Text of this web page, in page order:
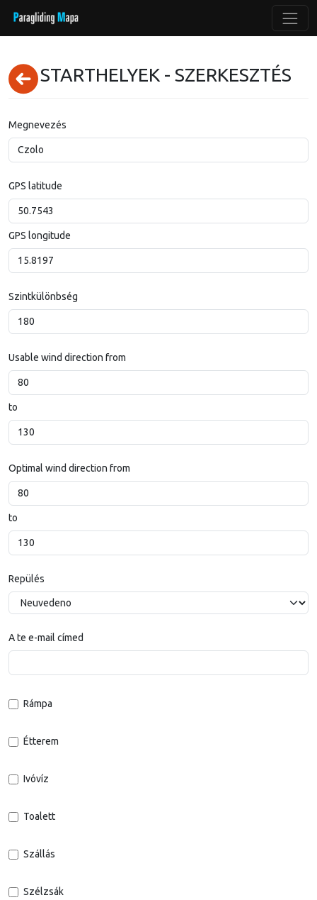
STARTHELYEK - SZERKESZTÉS
Megnevezés
GPS latitude
GPS longitude
Szintkülönbség
Usable wind direction from
to
Optimal wind direction from
to
Repülés
A te e-mail címed
Rámpa
Étterem
Ivóvíz
Toalett
Szállás
Szélzsák